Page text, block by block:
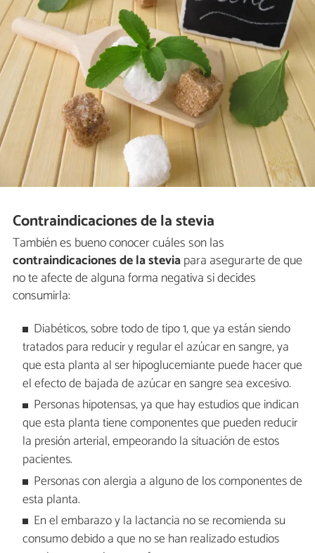
Contraindicaciones de la stevia
También es bueno conocer cuáles son las
contraindicaciones de la steviapara asegurarte de que
no te afecte de alguna forma negativa si decides
consumirla:
Diabéticos, sobre todo de tipo 1, que ya están siendo
tratados para reducir y regular el azúcar en sangre, ya
que esta planta al ser hipoglucemiante puede hacer que
el efecto de bajada de azúcar en sangre sea excesivo.
Personas hipotensas, ya que hay estudios que indican
que esta planta tiene componentes que pueden reducir
la presión arterial, empeorando la situación de estos
pacientes.
Personas con alergia a alguno de los componentes de
esta planta.
En el embarazo y la lactancia no se recomienda su
consumo debido a que no se han realizado estudios